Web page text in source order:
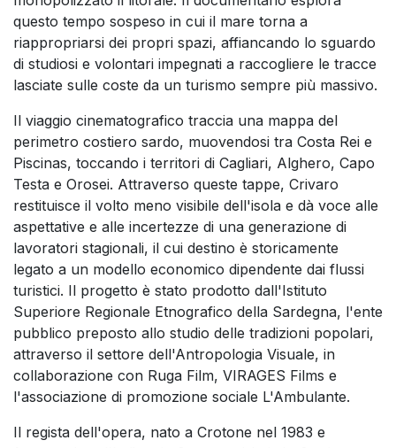
questo tempo sospeso in cui il mare torna a
riappropriarsi dei propri spazi, affiancando lo sguardo
di studiosi e volontari impegnati a raccogliere le tracce
lasciate sulle coste da un turismo sempre più massivo.
Il viaggio cinematografico traccia una mappa del
perimetro costiero sardo, muovendosi tra Costa Rei e
Piscinas, toccando i territori di Cagliari, Alghero, Capo
Testa e Orosei. Attraverso queste tappe, Crivaro
restituisce il volto meno visibile dell'isola e dà voce alle
aspettative e alle incertezze di una generazione di
lavoratori stagionali, il cui destino è storicamente
legato a un modello economico dipendente dai flussi
turistici. Il progetto è stato prodotto dall'Istituto
Superiore Regionale Etnografico della Sardegna, l'ente
pubblico preposto allo studio delle tradizioni popolari,
attraverso il settore dell'Antropologia Visuale, in
collaborazione con Ruga Film, VIRAGES Films e
l'associazione di promozione sociale L'Ambulante.
Il regista dell'opera, nato a Crotone nel 1983 e